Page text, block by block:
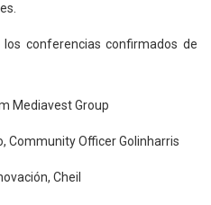
conferencias confirmados de
Mediavest Group
Community Officer Golinharris
Cheil